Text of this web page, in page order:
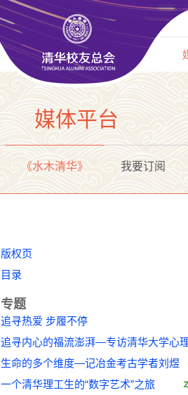
媒体平台
《水木清华》 我要订阅
版权页
目录
专题
追寻热爱 步履不停
追寻内心的福流澎湃—专访清华大学
生命的多个维度—记冶金考古学者
一个清华理工生的“数字艺术”之旅